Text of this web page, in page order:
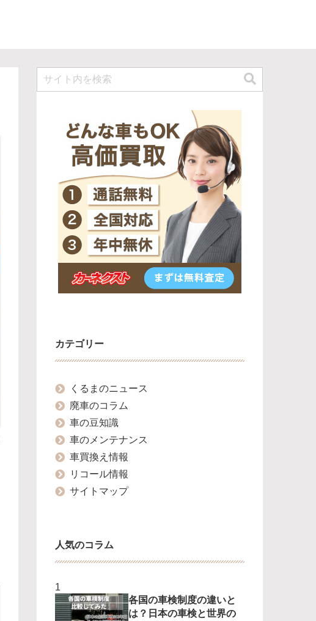
カテゴリー
くるまのニュース
廃車のコラム
車の豆知識
車のメンテナンス
車買換え情報
リコール情報
サイトマップ
人気のコラム
各国の車検制度の違いと
は？日本の車検と世界の